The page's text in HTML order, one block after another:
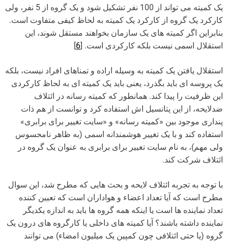
یک کمیته می تواند از 100 نفر تشکیل شود و یک گروه از 5 نفر، ولی
کارکرد یک گروه از کارکرد یک کمیته به لحاظ کیفی متفاوت است.
بنابراین اگر کمیته های یک سازمان بخواهند مستقل شوند، این
استقلال اسمی نیست بلکه کارکردی است. [6
]
استقلال یافتن یک کمیته به وسیله اراده و تمناهای افراد نیست، بلکه
یک پروسه ای باید بگذرد، یعنی باید یک کمیته ای به لحاظ کارکردی
این ظرفیت را پیدا کند. همانطور که کمیته رسانه در ائتلاف
ضدلایحه، از این پتانسیل اش استفاده کرد و توانست از هم ذات
پنداری موجود بین «کمیته رسانه» و «سایت تغییر برای برابری»
استفاده کند و با یک تغییر هوشمندانه اسمی (به ظاهر نامحسوس
ولی مهم)، به نام سایت تغییر برای برابری به عنوان یک گروه در
ائتلاف شرکت کند.
با توجه به تجربه ائتلاف لایحه و بحث هایی که مطرح شد، این سوال
مطرح است که آیا تعداد اعضاء و هواداران است که تعیین کننده
تعداد نماینده ها است یا اینکه همه گروه ها باید به اندازه یکدیگر
نماینده داشته باشند؟ آیا کمیته های داخلی یا کارگروه های درون یک
گروه (یا حتی ائتلافی چون کمپین یک میلیون امضاء) می توانند